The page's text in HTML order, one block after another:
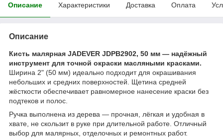
Описание Характеристики Доставка Оплата
Описание
Кисть малярная JADEVER JDPB2902, 50 мм — надёжный
инструмент для точной окраски масляными красками.
Ширина 2" (50 мм) идеально подходит для окрашивания
небольших и средних поверхностей. Щетина средней
жёсткости обеспечивает равномерное нанесение краски без
подтеков и полос.
Ручка выполнена из дерева — прочная, лёгкая и удобная в
хвате, не скользит в руке при длительной работе. Отличный
выбор для малярных, отделочных и ремонтных работ.